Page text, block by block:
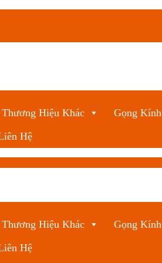
Thương Hiệu Khác Gọng Kính
Hệ
Thương Hiệu Khác Gọng Kính
Hệ